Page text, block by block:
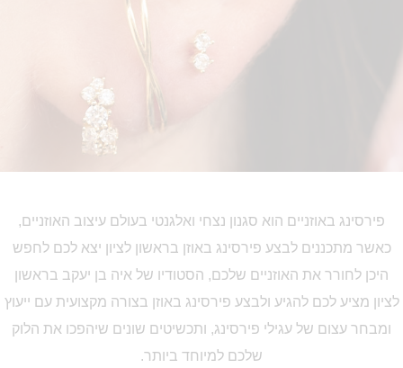
פירסינג באוזניים הוא סגנון נצחי ואלגנטי בעולם עיצוב האוזניים,
כאשר מתכננים לבצע פירסינג באוזן בראשון לציון יצא לכם לחפש
היכן לחורר את האוזניים שלכם, הסטודיו של איה בן יעקב בראשון
לציון מציע לכם להגיע ולבצע פירסינג באוזן בצורה מקצועית עם ייעוץ
ומבחר עצום של עגילי פירסינג, ותכשיטים שונים שיהפכו את הלוק
שלכם למיוחד ביותר.